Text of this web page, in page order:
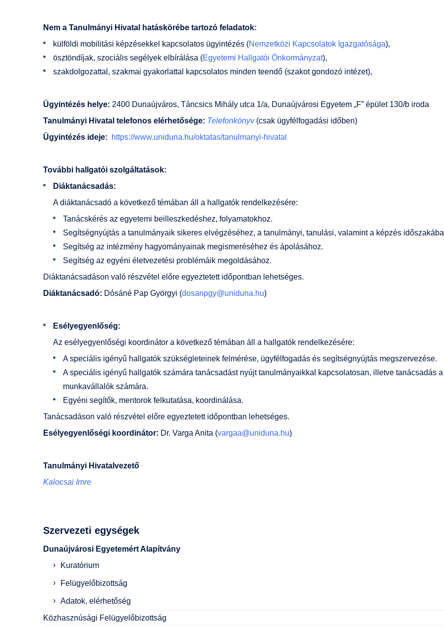
Nem a Tanulmányi Hivatal hatáskörébe tartozó feladatok:
külföldi mobilitási képzésekkel kapcsolatos ügyintézés (Nemzetközi Kapcsolatok Igazgatósága),
ösztöndíjak, szociális segélyek elbírálása (Egyetemi Hallgatói Önkormányzat),
szakdolgozattal, szakmai gyakorlattal kapcsolatos minden teendő (szakot gondozó intézet),
Ügyintézés helye: 2400 Dunaújváros, Táncsics Mihály utca 1/a, Dunaújvárosi Egyetem „F” épület 130/b iroda
Tanulmányi Hivatal telefonos elérhetősége: Telefonkönyv(csak ügyfélfogadási időben)
Ügyintézés ideje:
https://www.uniduna.hu/oktatas/tanulmanyi-hivatal
További hallgatói szolgáltatások:
Diáktanácsadás:
A diáktanácsadó a következő témában áll a hallgatók rendelkezésére:
Tanácskérés az egyetemi beilleszkedéshez, folyamatokhoz.
Segítségnyújtás a tanulmányaik sikeres elvégzéséhez, a tanulmányi, tanulási, valamint a képzés
Segítség az intézmény hagyományainak megismeréséhez és ápolásához.
Segítség az egyéni életvezetési problémáik megoldásához.
Diáktanácsadáson való részvétel előre egyeztetett időpontban lehetséges.
Diáktanácsadó: Dósáné Pap Györgyi (dosanpgy@uniduna.hu)
Esélyegyenlőség:
Az esélyegyenlőségi koordinátor a következő témában áll a hallgatók rendelkezésére:
A speciális igényű hallgatók szükségleteinek felmérése, ügyfélfogadás és segítségnyújtás megszervezése.
A speciális igényű hallgatók számára tanácsadást nyújt tanulmányaikkal kapcsolatosan, illetve tanácsadás
munkavállalók számára.
Egyéni segítők, mentorok felkutatása, koordinálása.
Tanácsadáson való részvétel előre egyeztetett időpontban lehetséges.
Esélyegyenlőségi koordinátor: Dr. Varga Anita (vargaa@uniduna.hu)
Tanulmányi Hivatalvezető
Kalocsai Imre
Szervezeti egységek
Dunaújvárosi Egyetemért Alapítvány
Kuratórium
Felügyelőbizottság
Adatok, elérhetőség
Közhasznúsági Felügyelőbizottság